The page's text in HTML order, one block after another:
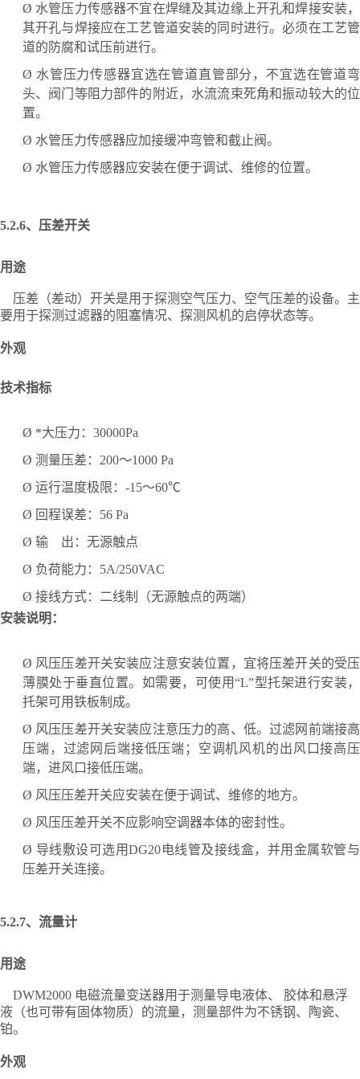
Ø 水管压力传感器不宜在焊缝及其边缘上开孔和焊接安装，
其开孔与焊接应在工艺管道安装的同时进行。必须在工艺管
道的防腐和试压前进行。
Ø 水管压力传感器宜选在管道直管部分，不宜选在管道弯
头、阀门等阻力部件的附近，水流流束死角和振动较大的位
置。
Ø 水管压力传感器应加接缓冲弯管和截止阀。
Ø 水管压力传感器应安装在便于调试、维修的位置。
5.2.6、 压差开关
用途
压差（差动）开关是用于探测空气压力、空气压差的设备。主
要用于探测过滤器的阻塞情况、探测风机的启停状态等。
外观
技术指标
Ø *大压力： 30000Pa
Ø 测量压差： 200～1000 Pa
Ø 运行温度极限： -15～60℃
Ø 回程误差： 56 Pa
Ø 输
出：无源触点
Ø 负荷能力： 5A/250VAC
Ø 接线方式：二线制（无源触点的两端）
安装说明：
Ø 风压压差开关安装应注意安装位置，宜将压差开关的受压
薄膜处于垂直位置。如需要，可使用“L”型托架进行安装，
托架可用铁板制成。
Ø 风压压差开关安装应注意压力的高、低。过滤网前端接高
压端，过滤网后端接低压端；空调机风机的出风口接高压
端，进风口接低压端。
Ø 风压压差开关应安装在便于调试、维修的地方。
Ø 风压压差开关不应影响空调器本体的密封性。
Ø 导线敷设可选用DG20电线管及接线盒，并用金属软管与
压差开关连接。
5.2.7、 流量计
用途
DWM2000 电磁流量变送器用于测量导电液体、 胶体和悬浮
液（也可带有固体物质）的流量，测量部件为不锈钢、陶瓷、
铂。
外观